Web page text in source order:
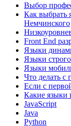
Выбор
Как выбрать
Немчинского
Front End
Языки
Языки
Языки
Что делать с
Если с
Какие языки
JavaScript
Java
Python